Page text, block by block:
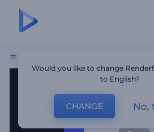
ホーム
Would you like to change
to English?
CHANGE No,